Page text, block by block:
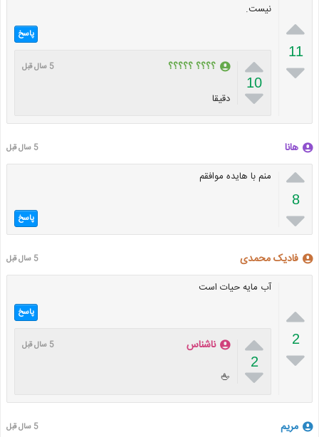

11

نیست.
پاسخ

10

؟؟؟؟ ؟؟؟؟؟ 5 سال قبل
دقیقا
هانا 5 سال قبل

8

منم با هایده موافقم
پاسخ
فادیک محمدی 5 سال قبل

2

آب مایه حیات است
پاسخ

2

ناشناس 5 سال قبل
🖕
مریم 5 سال قبل